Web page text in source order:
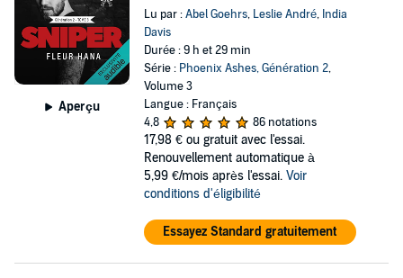
Aperçu
Lu par :Abel Goehrs, Leslie André, India
Davis
Durée : 9 h et 29 min
Série : Phoenix Ashes, Génération 2,
Volume 3
Langue : Français
4,8
86 notations
17,98 € ou gratuit avec l'essai.
Renouvellement automatique à
5,99 €/mois après l'essai. Voir
conditions d'éligibilité
Essayez Standard gratuitement